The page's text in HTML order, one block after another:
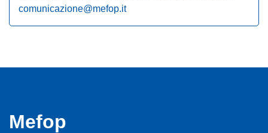
comunicazione@mefop.it
Mefop